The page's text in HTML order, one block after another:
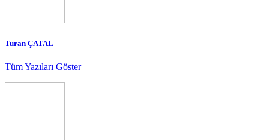
Turan ÇATAL
Tüm Yazıları Göster